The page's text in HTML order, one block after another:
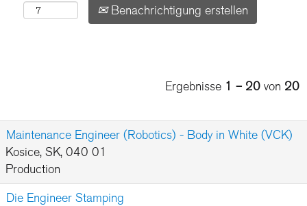
Benachrichtigung erstellen
Ergebnisse 1 – 20 von 20
Maintenance Engineer (Robotics) - Body in White (VCK)
Kosice, SK, 040 01
Production
Die Engineer Stamping